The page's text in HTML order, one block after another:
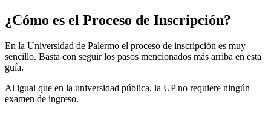
¿Cómo es el Proceso de Inscripción?
En la Universidad de Palermo el proceso de inscripción es muy
sencillo. Basta con seguir los pasos mencionados más arriba en esta
guía.
Al igual que en la universidad pública, la UP no requiere ningún
examen de ingreso.